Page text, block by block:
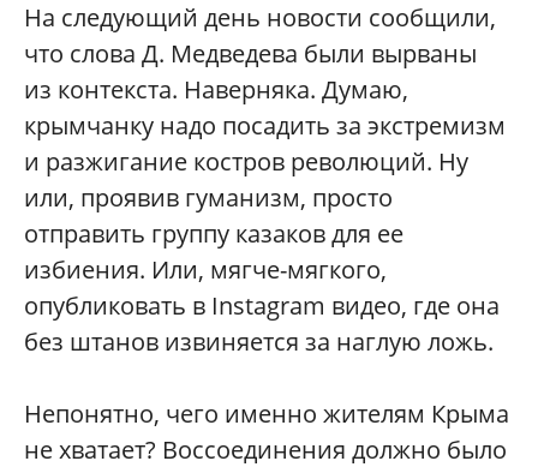
На следующий день новости сообщили,
что слова Д. Медведева были вырваны
из контекста. Наверняка. Думаю,
крымчанку надо посадить за экстремизм
и разжигание костров революций. Ну
или, проявив гуманизм, просто
отправить группу казаков для ее
избиения. Или, мягче-мягкого,
опубликовать в Instagram видео, где она
без штанов извиняется за наглую ложь.
Непонятно, чего именно жителям Крыма
не хватает? Воссоединения должно было